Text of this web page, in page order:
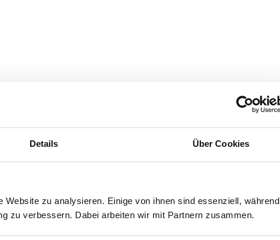
Details Über Cookies
zu analysieren. Einige von ihnen sind essenziell, während
zu verbessern. Dabei arbeiten wir mit Partnern zusammen.